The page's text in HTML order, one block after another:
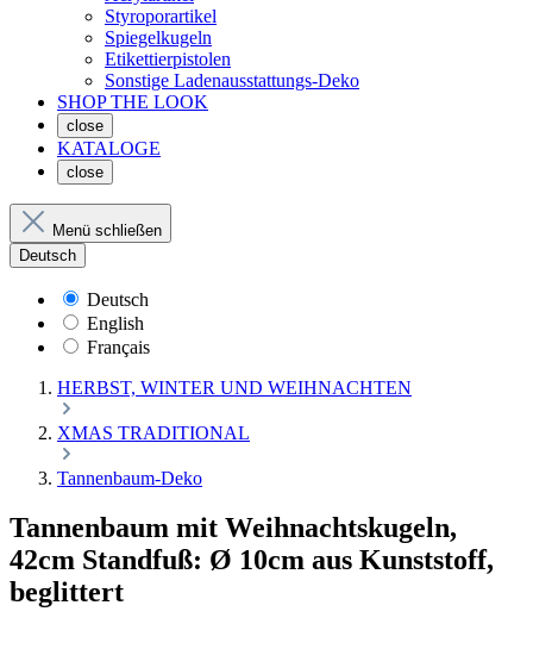
Styroporartikel
Spiegelkugeln
Etikettierpistolen
Sonstige Ladenausstattungs-Deko
SHOP THE LOOK
close
KATALOGE
close
Menü schließen
Deutsch
Deutsch
English
Français
HERBST, WINTER UND WEIHNACHTEN
XMAS TRADITIONAL
Tannenbaum-Deko
Tannenbaum mit Weihnachtskugeln,
42cm Standfuß: Ø 10cm aus Kunststoff,
beglittert